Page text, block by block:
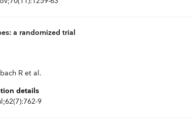
a randomized trial
R et al.
details
9